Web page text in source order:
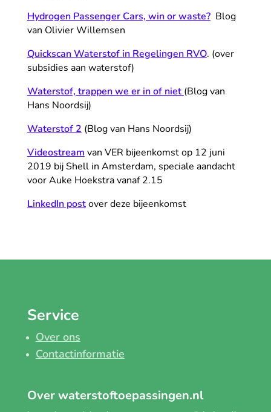
Hydrogen Passenger Cars, win or waste?Blog
van Olivier Willemsen
Quickscan Waterstof in Regelingen RVO. (over
subsidies aan waterstof)
Waterstof, trappen we er in of niet (Blog van
Hans Noordsij)
Waterstof 2 (Blog van Hans Noordsij)
Videostream van VER bijeenkomst op 12 juni
2019 bij Shell in Amsterdam, speciale aandacht
voor Auke Hoekstra vanaf 2.15
LinkedIn postover deze bijeenkomst
Service
Over ons
Contactinformatie
Over waterstoftoepassingen.nl